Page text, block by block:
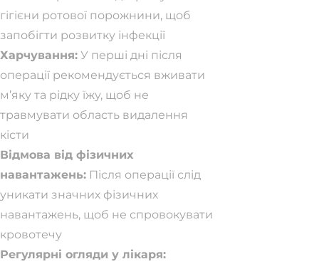
гігієни ротової порожнини, щоб
запобігти розвитку інфекції
Харчування: У перші дні після
операції рекомендується вживати
м’яку та рідку їжу, щоб не
травмувати область видалення
кісти
Відмова від фізичних
навантажень: Після операції слід
уникати значних фізичних
навантажень, щоб не спровокувати
кровотечу
Регулярні огляди у лікаря: